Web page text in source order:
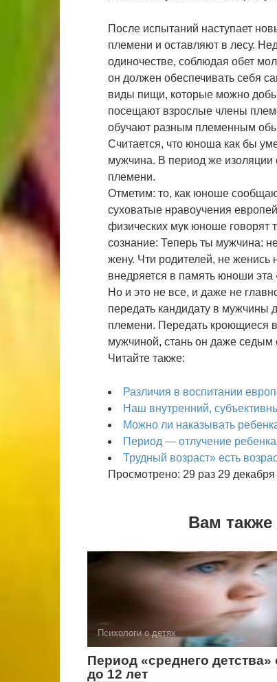
После испытаний наступает
племени и оставляют в лесу.
одиночестве, соблюдая обет
он должен обеспечивать себя
виды пищи, которые можно
посещают взрослые члены
обучают разным племенным
Считается, что юноша как бы
мужчина. В период же
племени.
Отметим: то, как юноше
суховатые нравоучения
физических мук юноше говорят
сознание: Теперь ты мужчина:
жену. Чти родителей, не женись
внедряется в память юноши эта
Но и это не все, и даже не
передать кандидату в мужчины
племени. Передать кроющиеся
мужчиной, стань он даже седым
Читайте также:
Различия в воспитании
Наш внутренний,
Можно ли наказывать
Период — отлуче­ние ребенка
Трудный возраст» есть
Просмотрено: 29 раз 29
Вам
Психологи о детях
Период «среднего детства»
до 12 лет